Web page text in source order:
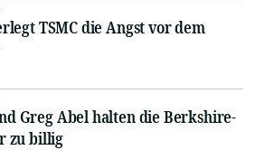
TSMC die Angst vor dem
Greg Abel halten die Berkshire-
zu billig